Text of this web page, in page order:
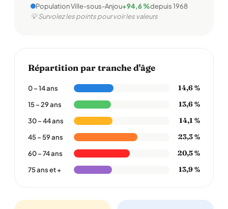
Population Ville-sous-Anjou+94,6 %depuis 1968
💡 Survolez les points pour voir les valeurs
Répartition par tranche d'âge
0 – 14 ans 14,6 %
15 – 29 ans 13,6 %
30 – 44 ans 14,1 %
45 – 59 ans 23,3 %
60 – 74 ans 20,5 %
75 ans et + 13,9 %